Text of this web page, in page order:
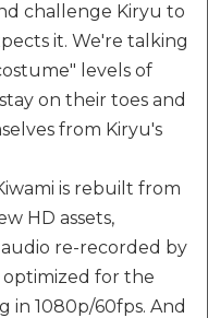
challenge Kiryu to
it. We're talking
levels of
on their toes and
from Kiryu's
is rebuilt from
HD assets,
re-recorded by
optimized for the
in 1080p/60fps. And